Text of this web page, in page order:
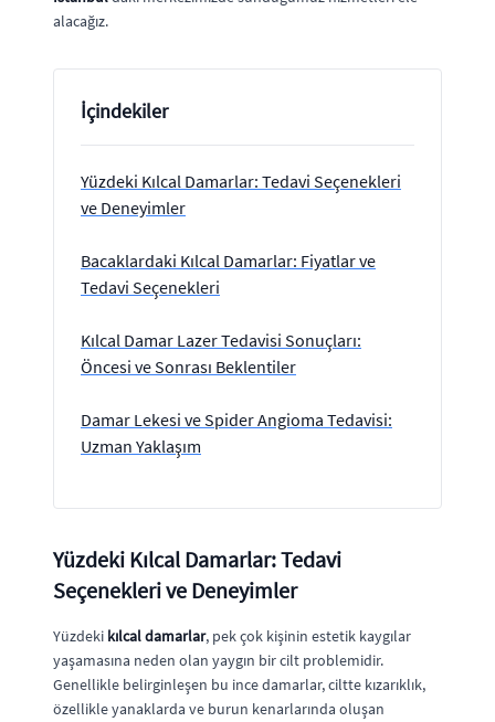
alacağız.
İçindekiler
Yüzdeki Kılcal Damarlar: Tedavi Seçenekleri
ve Deneyimler
Bacaklardaki Kılcal Damarlar: Fiyatlar ve
Tedavi Seçenekleri
Kılcal Damar Lazer Tedavisi Sonuçları:
Öncesi ve Sonrası Beklentiler
Damar Lekesi ve Spider Angioma Tedavisi:
Uzman Yaklaşım
Yüzdeki Kılcal Damarlar: Tedavi
Seçenekleri ve Deneyimler
Yüzdeki kılcal damarlar, pek çok kişinin estetik kaygılar
yaşamasına neden olan yaygın bir cilt problemidir.
Genellikle belirginleşen bu ince damarlar, ciltte kızarıklık,
özellikle yanaklarda ve burun kenarlarında oluşan